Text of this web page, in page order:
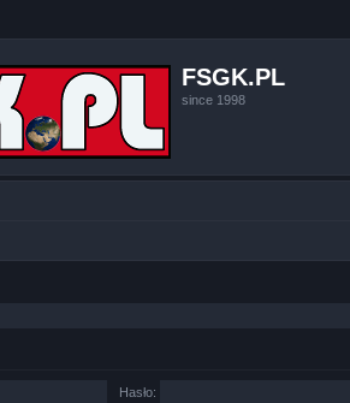
FSGK.PL
since 1998
Hasło: